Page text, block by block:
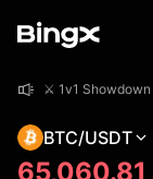
BTC/USDT
65,060.81